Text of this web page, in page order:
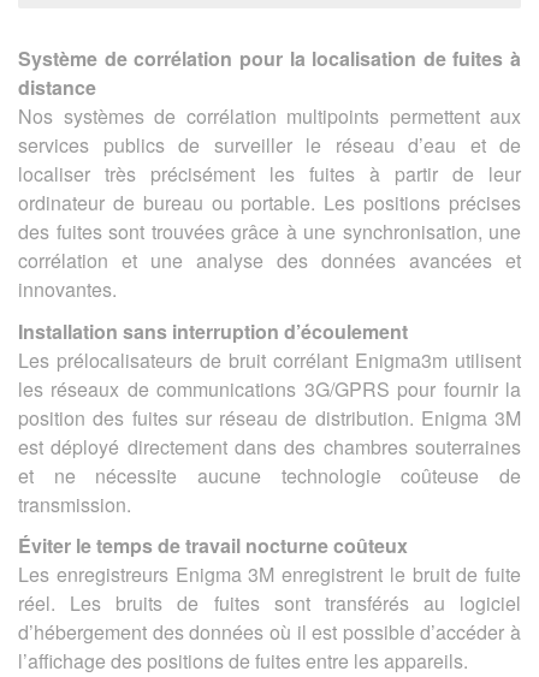
Système de corrélation pour la localisation de fuites à
distance
Nos systèmes de corrélation multipoints permettent aux
services publics de surveiller le réseau d’eau et de
localiser très précisément les fuites à partir de leur
ordinateur de bureau ou portable. Les positions précises
des fuites sont trouvées grâce à une synchronisation, une
corrélation et une analyse des données avancées et
innovantes.
Installation sans interruption d’écoulement
Les prélocalisateurs de bruit corrélant Enigma3m utilisent
les réseaux de communications 3G/GPRS pour fournir la
position des fuites sur réseau de distribution. Enigma 3M
est déployé directement dans des chambres souterraines
et ne nécessite aucune technologie coûteuse de
transmission.
Éviter le temps de travail nocturne coûteux
Les enregistreurs Enigma 3M enregistrent le bruit de fuite
réel. Les bruits de fuites sont transférés au logiciel
d’hébergement des données où il est possible d’accéder à
l’affichage des positions de fuites entre les appareils.